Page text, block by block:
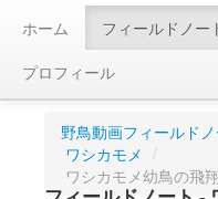
ホーム フィールドノー
プロフィール
野鳥動画フィールドノ
ワシカモメ /
ワシカモメ幼鳥の飛